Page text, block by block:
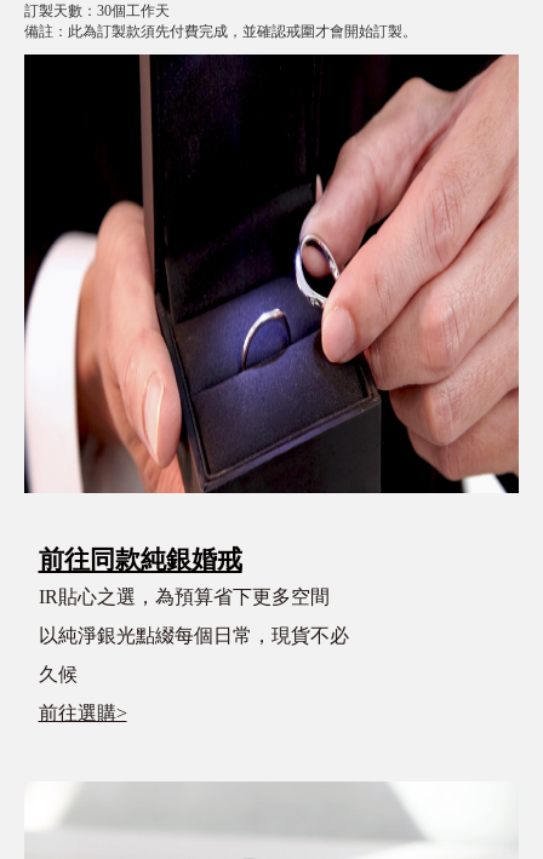
訂製天數 ： 30個工作天
備註 ： 此為訂製款須先付費完成，並確認戒圍才會開始訂製。
前往同款純銀婚戒
IR貼心之選，為預算省下更多空間
以純淨銀光點綴每個日常，現貨不必
久候
前往選購>